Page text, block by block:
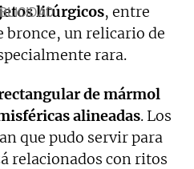
litúrgicos, entre
bronce, un relicario de
rara.
de mármol
alineadas. Los
que pudo servir para
relacionados con ritos